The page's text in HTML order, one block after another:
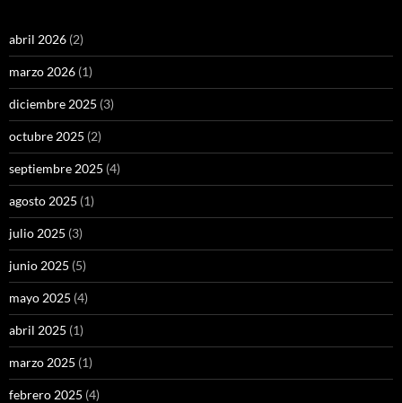
abril 2026 (2)
marzo 2026 (1)
diciembre 2025 (3)
octubre 2025 (2)
septiembre 2025 (4)
agosto 2025 (1)
julio 2025 (3)
junio 2025 (5)
mayo 2025 (4)
abril 2025 (1)
marzo 2025 (1)
febrero 2025 (4)